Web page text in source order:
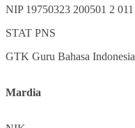
NIP 19750323 200501 2 011
STAT PNS
GTK Guru Bahasa Indonesia
Mardia